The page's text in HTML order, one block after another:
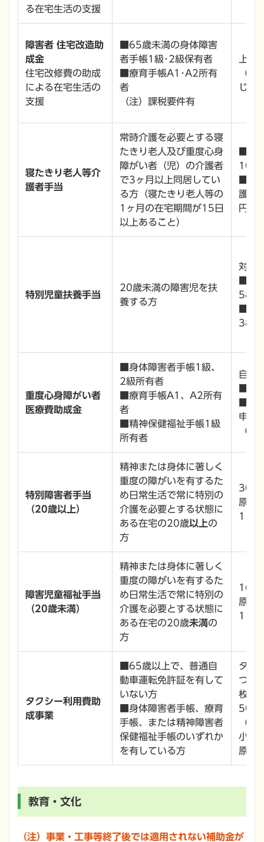
る在宅生活の支援
障害者 住宅改造助
成金
住宅改修費の助成
による在宅生活の
支援
■65歳未満の身体障害
者手帳1級･2級保有者
■療育手帳A1･A2所有
者
（注）課税要件有
上限
（注
じて
寝たきり老人等介
護者手当
常時介護を必要とする寝
たきり老人及び重度心身
障がい者（児）の介護者
で3ヶ月以上同居してい
る方（寝たきり老人等の
1ヶ月の在宅期間が15日
以上あること）
護
円／
特別児童扶養手当
20歳未満の障害児を扶
養する方
対象
重度心身障がい者
医療費助成金
■身体障害者手帳1級、
2級所有者
■療育手帳A1、A2所有
者
■精神保健福祉手帳1級
所有者
自己
申請
（注
特別障害者手当
（20歳以上）
精神または身体に著しく
重度の障がいを有するた
め日常生活で常に特別の
介護を必要とする状態に
ある在宅の20歳以上の
方
原則
11月
障害児童福祉手当
（20歳未満）
精神または身体に著しく
重度の障がいを有するた
め日常生活で常に特別の
介護を必要とする状態に
ある在宅の20歳未満の
方
原則
11月
タクシー利用費助
成事業
■65歳以上で、普通自
動車運転免許証を有して
いない方
■身体障害者手帳、療育
手帳、または精神障害者
保健福祉手帳のいずれか
を有している方
タク
つき
枚利
500
（注
小国
原地
教育・文化
（注）事業・工事等終了後では適用されない補助金が